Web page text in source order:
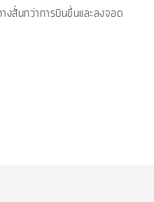
งสั้นกว่าการบินขึ้นและลงจอด